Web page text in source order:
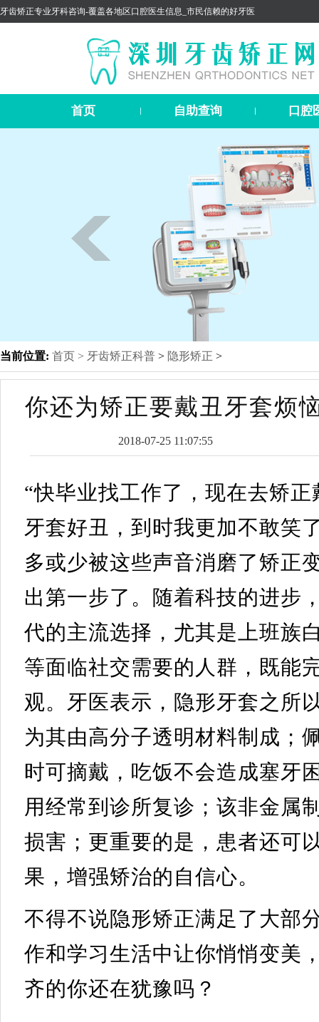
牙齿矫正专业牙科咨询-覆盖各地区口腔医生信息_市民信赖的好牙医
首页 自助查询 口腔
当前位置: 首页 > 牙齿矫正科普 > 隐形矫正 >
你还为矫正要戴丑牙套烦
2018-07-25 11:07:55
“快毕业找工作了，现在去矫
牙套好丑，到时我更加不敢笑
多或少被这些声音消磨了矫正
出第一步了。随着科技的进步
代的主流选择，尤其是上班族
等面临社交需要的人群，既能
观。
牙医表示，隐形牙套之所
为其由高分子透明材料制成；
时可摘戴，吃饭不会造成塞牙
用经常到诊所复诊；该非金属
损害；更重要的是，患者还可
果，增强矫治的自信心。
不得不说隐形矫正满足了大部
作和学习生活中让你悄悄变美
齐的你还在犹豫吗？